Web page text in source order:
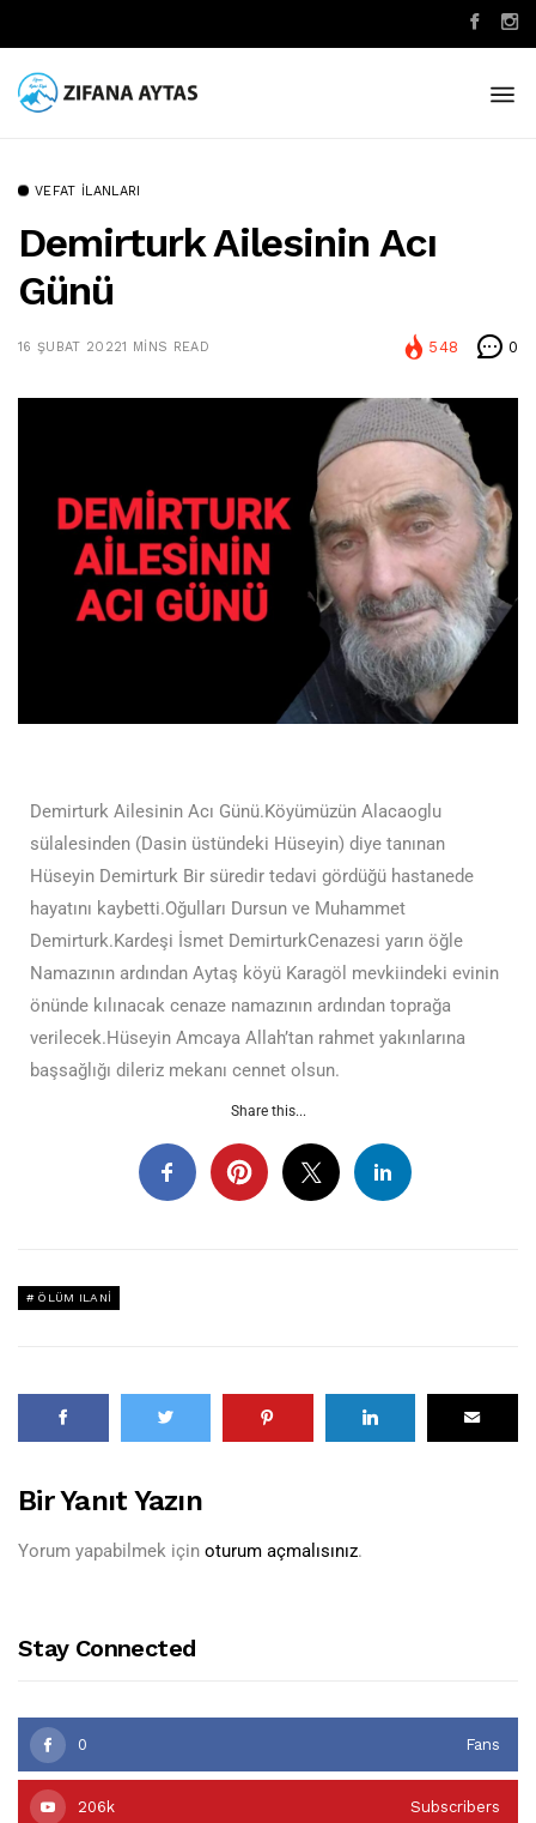
VEFAT İLANLARI
Demirturk Ailesinin Acı
Günü
16 ŞUBAT 20221 MINS READ 548 0
Demirturk Ailesinin Acı Günü.Köyümüzün Alacaoglu
sülalesinden (Dasin üstündeki Hüseyin) diye tanınan
Hüseyin Demirturk Bir süredir tedavi gördüğü hastanede
hayatını kaybetti.Oğulları Dursun ve Muhammet
Demirturk.Kardeşi İsmet DemirturkCenazesi yarın öğle
Namazının ardından Aytaş köyü Karagöl mevkiindeki evinin
önünde kılınacak cenaze namazının ardından toprağa
verilecek.Hüseyin Amcaya Allah’tan rahmet yakınlarına
başsağlığı dileriz mekanı cennet olsun.
Share this...
ÖLÜM ILANI
Bir Yanıt Yazın
Yorum yapabilmek için oturum açmalısınız.
Stay Connected
0 Fans
206k Subscribers